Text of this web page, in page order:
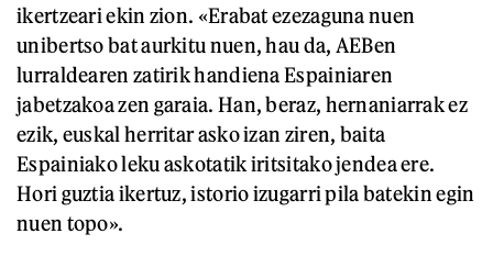
ikertzeari ekin zion. «Erabat ezezaguna nuen
unibertso bat aurkitu nuen, hau da, AEBen
lurraldearen zatirik handiena Espainiaren
jabetzakoa zen garaia. Han, beraz, hernaniarrak ez
ezik, euskal herritar asko izan ziren, baita
Espainiako leku askotatik iritsitako jendea ere.
Hori guztia ikertuz, istorio izugarri pila batekin egin
nuen topo».